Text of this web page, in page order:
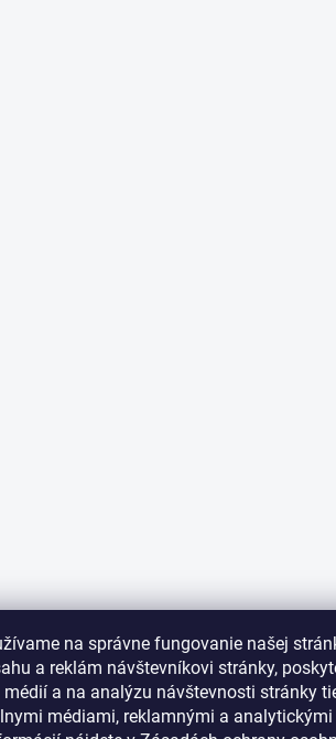
na správne fungovanie našej
a reklám návštevníkovi stránky,
a na analýzu návštevnosti stránky
médiami, reklamnými a analytickými